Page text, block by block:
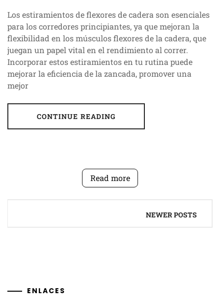
Los estiramientos de flexores de cadera son esenciales
para los corredores principiantes, ya que mejoran la
flexibilidad en los músculos flexores de la cadera, que
juegan un papel vital en el rendimiento al correr.
Incorporar estos estiramientos en tu rutina puede
mejorar la eficiencia de la zancada, promover una
mejor
CONTINUE READING
Read more
NEWER POSTS
ENLACES